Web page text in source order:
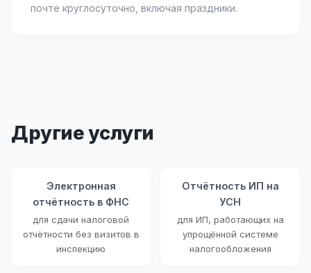
почте круглосуточно, включая праздники.
Другие услуги
Электронная
отчётность в ФНС
для сдачи налоговой
отчётности без визитов в
инспекцию
Отчётность ИП на
УСН
для ИП, работающих на
упрощённой системе
налогообложения